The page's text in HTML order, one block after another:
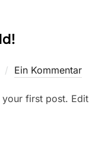
Ein Kommentar
your first post. Edit